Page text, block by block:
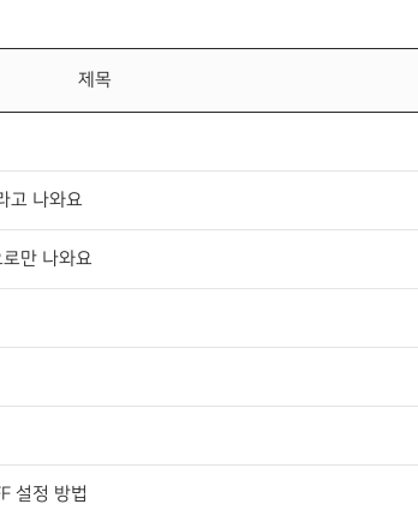
제목
고 나와요
만 나와요
설정 방법